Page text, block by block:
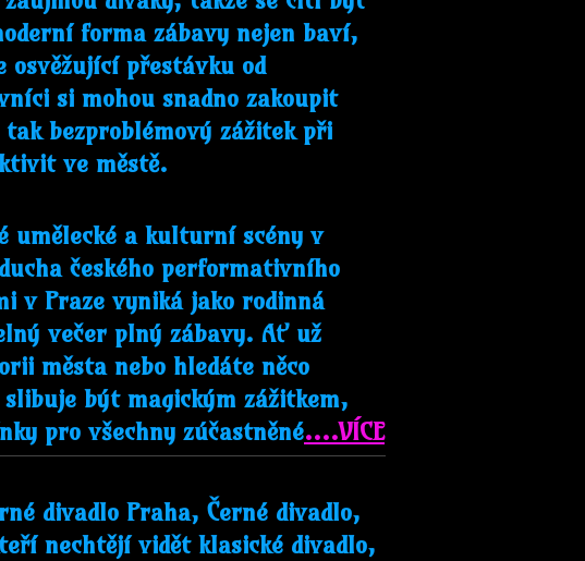
forma zábavy nejen baví,
přestávku od
si mohou snadno zakoupit
bezproblémový zážitek při
ve městě.
umělecké a kulturní scény v
českého performativního
v Praze vyniká jako rodinná
večer plný zábavy. Ať už
města nebo hledáte něco
být magickým zážitkem,
pro všechny zúčastněné....VÍCE
divadlo Praha, Černé divadlo,
nechtějí vidět klasické divadlo,